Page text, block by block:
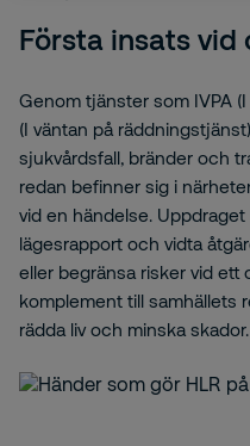
Första insats vid
Genom tjänster som IVPA
(I väntan på
sjukvårdsfall, bränder och
redan befinner sig i
vid en händelse.
lägesrapport och vidta
eller begränsa risker vid ett
komplement till samhällets
rädda liv och minska skador.